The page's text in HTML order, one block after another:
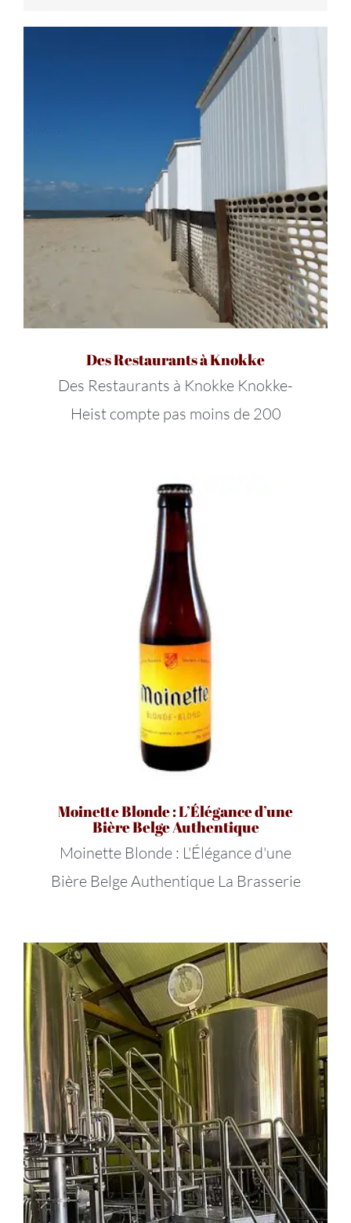
Des Restaurants à Knokke
Des Restaurants à Knokke Knokke-
Heist compte pas moins de 200
Moinette Blonde : L’Élégance d’une
Bière Belge Authentique
Moinette Blonde : L'Élégance d'une
Bière Belge Authentique La Brasserie